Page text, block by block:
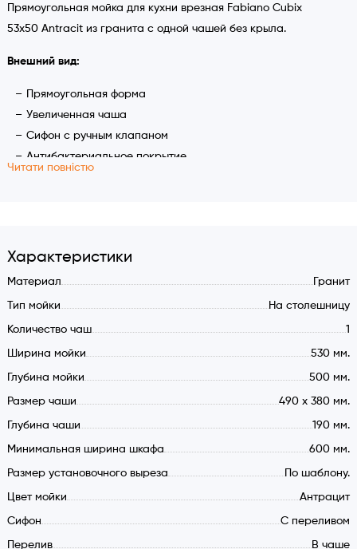
Прямоугольная мойка для кухни врезная Fabiano Cubix
53x50 Antracit из гранита с одной чашей без крыла.
Внешний вид:
Прямоугольная форма
Увеличенная чаша
Сифон с ручным клапаном
Антибактериальное покрытие
Глубина чаши: 190 мм.
Композитный материал: 80% гранита
Ширина шкафа (мин.): 600 мм.
Читати повністю
Характеристики
Материал Гранит
Тип мойки На столешницу
Количество чаш 1
Ширина мойки 530 мм.
Глубина мойки 500 мм.
Размер чаши 490 x 380 мм.
Глубина чаши 190 мм.
Минимальная ширина шкафа 600 мм.
Размер установочного выреза По шаблону.
Цвет мойки Антрацит
Cифон С переливом
Перелив В чаше